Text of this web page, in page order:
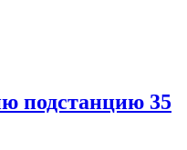
подстанцию 35